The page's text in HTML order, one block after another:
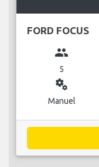
FORD FOCUS
group
5
miscellaneous_services
Manuel